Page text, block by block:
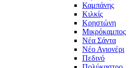
Καμπάνης
Κιλκίς
Κρηστώνη
Μικρόκαμπος
Νέα Σάντα
Νέο Αγιονέρι
Πεδινό